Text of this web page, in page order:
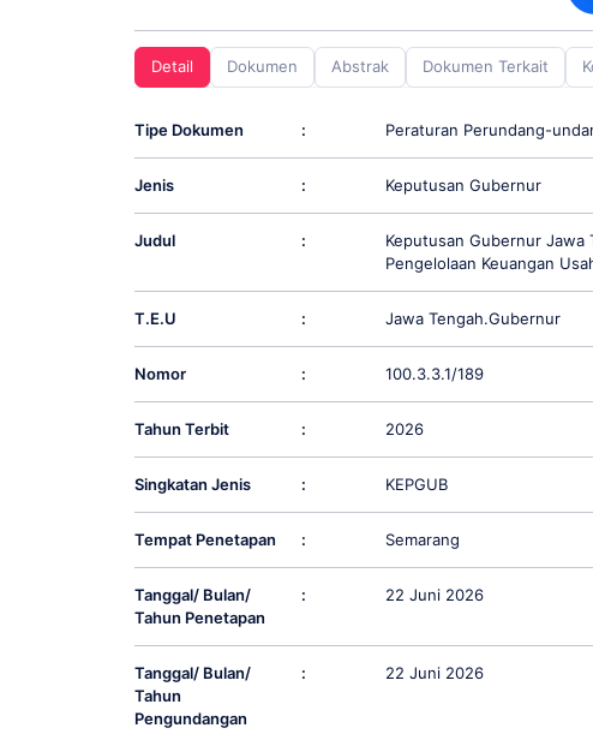
Detail Dokumen Abstrak Dokumen Terkait
Tipe Dokumen : Peraturan Perundang-
Jenis : Keputusan Gubernur
Judul :
Keputusan Gubernur Jawa
Pengelolaan Keuangan
T.E.U : Jawa Tengah.Gubernur
Nomor : 100.3.3.1/189
Tahun Terbit : 2026
Singkatan Jenis : KEPGUB
Tempat Penetapan : Semarang
Tanggal/ Bulan/
Tahun Penetapan
: 22 Juni 2026
Tanggal/ Bulan/
Tahun
Pengundangan
: 22 Juni 2026